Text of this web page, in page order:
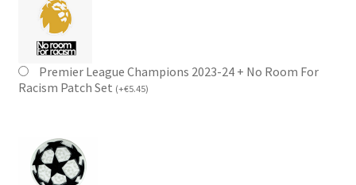
Premier League Champions 2023-24 + No Room For
Racism Patch Set (+€5.45)